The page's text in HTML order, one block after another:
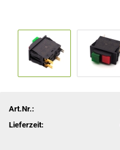
Art.Nr.:
Lieferzeit: